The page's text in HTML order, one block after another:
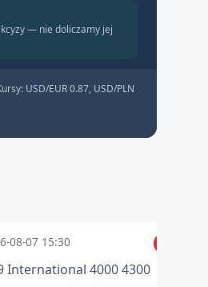
— nie doliczamy jej
USD/EUR 0.87, USD/PLN
08-07 15:30